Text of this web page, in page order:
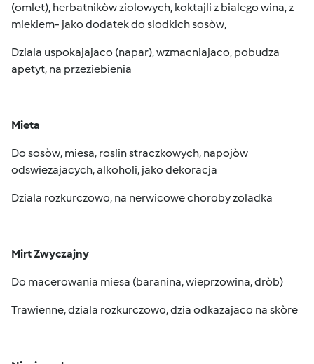
(omlet), herbatnikòw ziolowych, koktajli z bialego wina, z
mlekiem- jako dodatek do slodkich sosòw,
Dziala uspokajajaco (napar), wzmacniajaco, pobudza
apetyt, na przeziebienia
Mieta
Do sosòw, miesa, roslin straczkowych, napojòw
odswiezajacych, alkoholi, jako dekoracja
Dziala rozkurczowo, na nerwicowe choroby zoladka
Mirt Zwyczajny
Do macerowania miesa (baranina, wieprzowina, dròb)
Trawienne, dziala rozkurczowo, dzia odkazajaco na skòre